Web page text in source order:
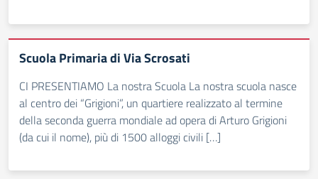
Scuola Primaria di Via Scrosati
CI PRESENTIAMO La nostra Scuola La nostra scuola nasce
al centro dei “Grigioni”, un quartiere realizzato al termine
della seconda guerra mondiale ad opera di Arturo Grigioni
(da cui il nome), più di 1500 alloggi civili […]